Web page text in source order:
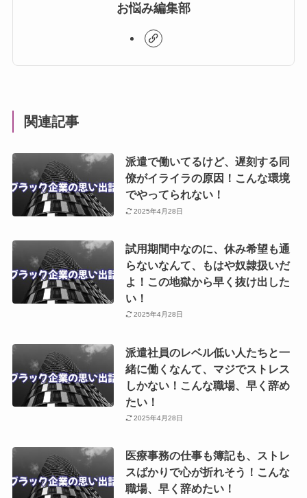
お悩み編集部
関連記事
派遣で働いてるけど、遅刻する同
僚がイライラの原因！こんな環境
でやってられない！
2025年4月28日
試用期間中なのに、休み希望も通
らないなんて、もはや奴隷扱いだ
よ！この地獄から早く抜け出した
い！
2025年4月28日
派遣社員のレベル低い人たちと一
緒に働くなんて、マジでストレス
しかない！こんな職場、早く辞め
たい！
2025年4月28日
医療事務の仕事も簿記も、ストレ
スばかりで心が折れそう！こんな
職場、早く辞めたい！